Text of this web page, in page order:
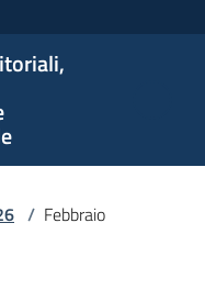
/ Febbraio